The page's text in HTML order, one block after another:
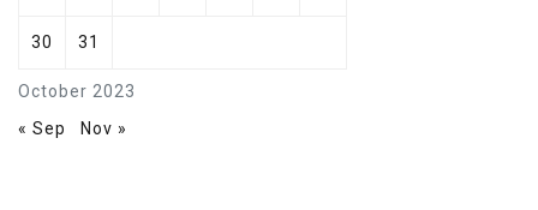
October 2023
30 31
« Sep Nov »